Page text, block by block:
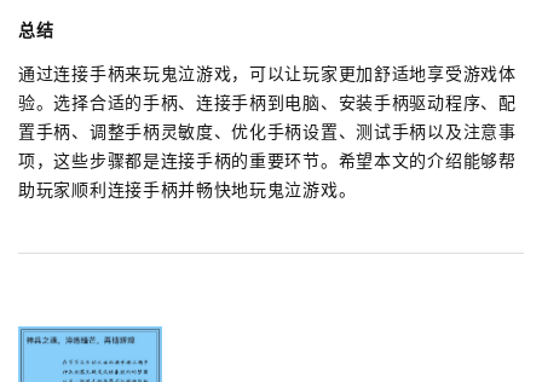
总结
通过连接手柄来玩鬼泣游戏，可以让玩家更加舒适地享受游戏体
验。选择合适的手柄、连接手柄到电脑、安装手柄驱动程序、配
置手柄、调整手柄灵敏度、优化手柄设置、测试手柄以及注意事
项，这些步骤都是连接手柄的重要环节。希望本文的介绍能够帮
助玩家顺利连接手柄并畅快地玩鬼泣游戏。